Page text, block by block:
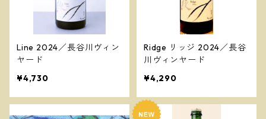
Line 2024／長谷川ヴィン
ヤード
¥4,730
Ridge リッジ 2024／長谷
川ヴィンヤード
¥4,290